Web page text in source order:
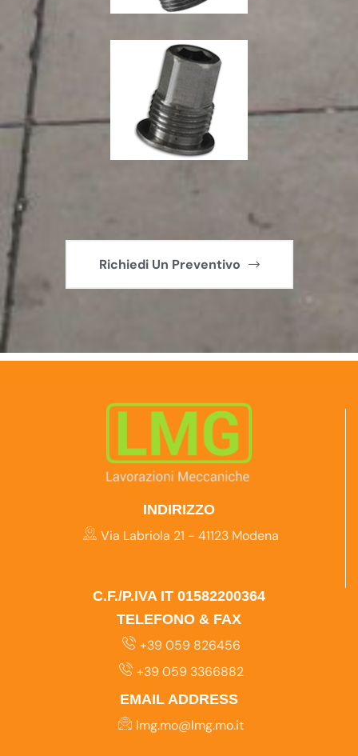
Richiedi Un Preventivo
INDIRIZZO
Via Labriola 21 - 41123 Modena
C.F./P.IVA IT 01582200364
TELEFONO & FAX
+39 059 826456
+39 059 3366882
EMAIL ADDRESS
lmg.mo@lmg.mo.it